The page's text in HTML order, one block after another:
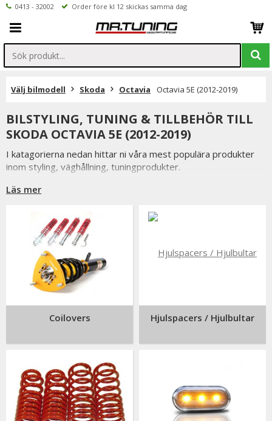
0413 - 32002 Order före kl 12 skickas samma dag
Välj bilmodell Skoda Octavia Octavia 5E (2012-2019)
BILSTYLING, TUNING & TILLBEHÖR TILL
SKODA OCTAVIA 5E (2012-2019)
I katagorierna nedan hittar ni våra mest populära produkter
inom styling, väghållning, tuningprodukter.
Är det något som du funderar över eller inte hittar i vårt
Till Skoda Octavia 5E (2012-2019).
Läs mer
Coilovers Hjulspacers / Hjulbultar